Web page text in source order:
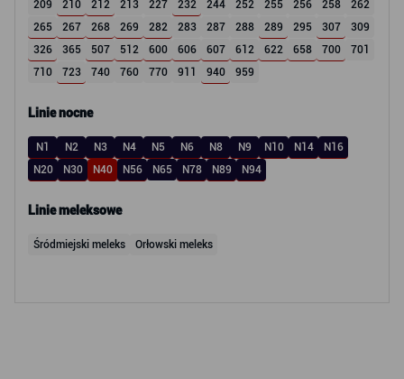
209
210 212 213 227 232 244 252 255 256 258
262
265
267 268 269 282 283 287 288 289 295 307
309
326
365 507 512 600 606 607 612 622 658 700
701
710
723 740 760 770 911 940 959
Linie nocne
N1 N2 N3 N4 N5 N6 N8 N9 N10 N14
N16
N20
N30 N40 N56 N65 N78 N89 N94
Linie meleksowe
Śródmiejski meleks Orłowski meleks